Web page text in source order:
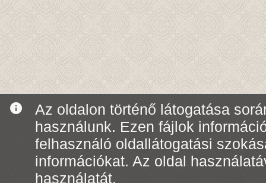
info
Az oldalon történő látogatása
használunk. Ezen fájlok
felhasználó oldallátogatási
információkat. Az oldal
használatát.